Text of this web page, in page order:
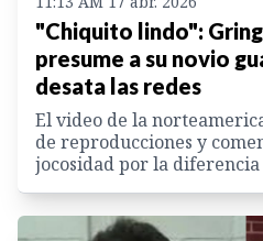
"Chiquito lindo":
presume a su novio
desata las redes
El video de la
de reproducciones y
jocosidad por la